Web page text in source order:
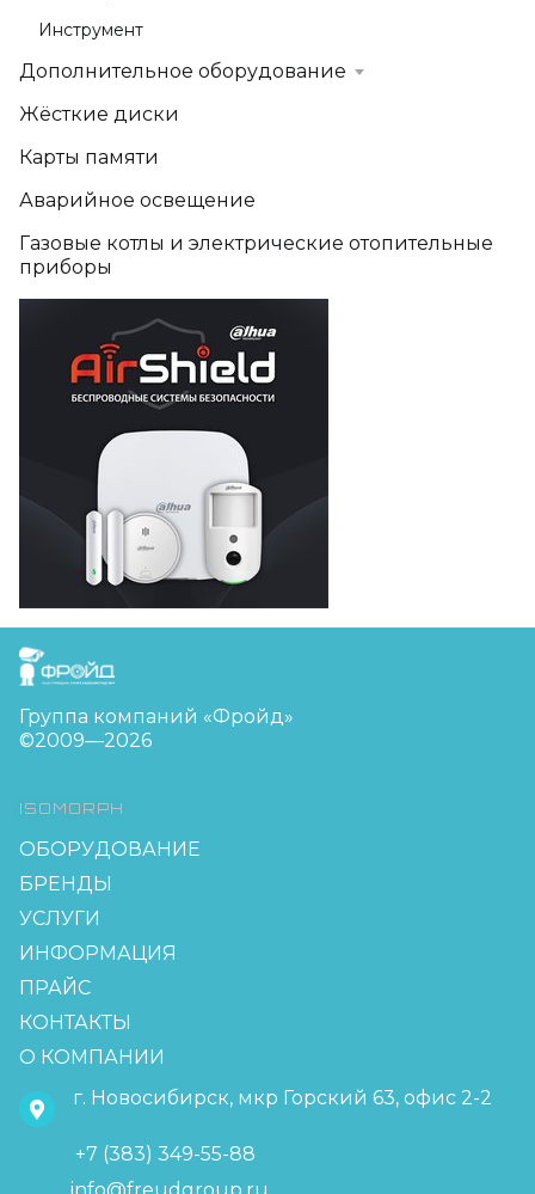
Инструмент
Дополнительное оборудование
Жёсткие диски
Карты памяти
Аварийное освещение
Газовые котлы и электрические отопительные
приборы
FreudGroup
Группа компаний «Фройд»
©2009—2026
ISOMORPH
ОБОРУДОВАНИЕ
БРЕНДЫ
УСЛУГИ
ИНФОРМАЦИЯ
ПРАЙС
КОНТАКТЫ
О КОМПАНИИ
г. Новосибирск, мкр Горский 63, офис 2-2
+7 (383) 349-55-88